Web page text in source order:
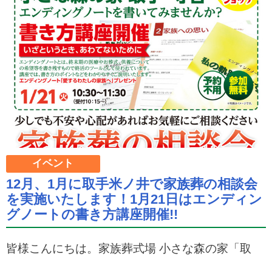
イベント
12月、1月に取手米ノ井で家族葬の相談会
を実施いたします！1月21日はエンディン
グノートの書き方講座開催!!
皆様こんにちは。家族葬式場 小さな森の家「取